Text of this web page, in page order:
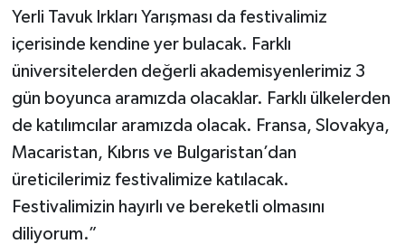
Yerli Tavuk Irkları Yarışması da festivalimiz
içerisinde kendine yer bulacak. Farklı
üniversitelerden değerli akademisyenlerimiz 3
gün boyunca aramızda olacaklar. Farklı ülkelerden
de katılımcılar aramızda olacak. Fransa, Slovakya,
Macaristan, Kıbrıs ve Bulgaristan’dan
üreticilerimiz festivalimize katılacak.
Festivalimizin hayırlı ve bereketli olmasını
diliyorum.”